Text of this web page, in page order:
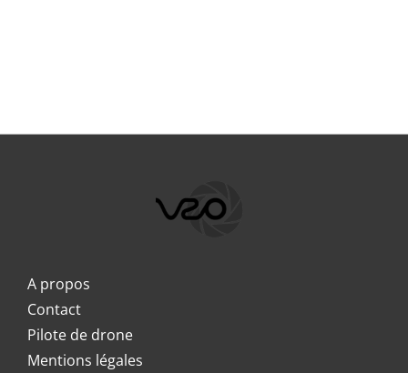
A propos
Contact
Pilote de drone
Mentions légales